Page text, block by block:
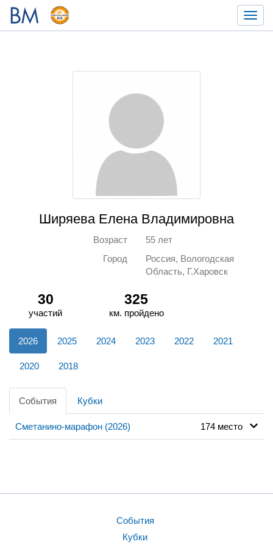
Ширяева Елена Владимировна
Возраст
55 лет
Город
Россия, Вологодская
Область, Г.Харовск
30
участий
325
км. пройдено
2026 2025 2024 2023 2022 2021
2020 2018
События Кубки
Сметанино-марафон (2026) 174 место
События
Кубки